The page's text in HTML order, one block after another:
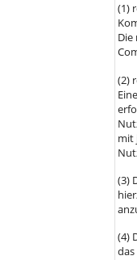
(1)
(2)
mit
(3)
(4)